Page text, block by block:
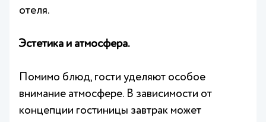
отеля.
Эстетика и атмосфера.
Помимо блюд, гости уделяют особое
внимание атмосфере. В зависимости от
концепции гостиницы завтрак может